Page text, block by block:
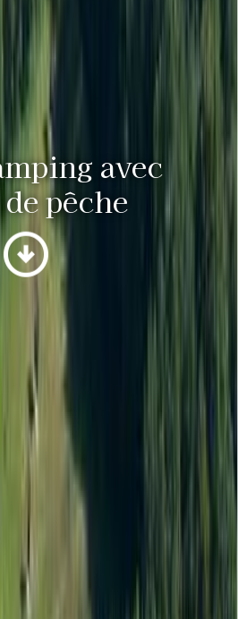
avec
pêche
arrow_circle_down